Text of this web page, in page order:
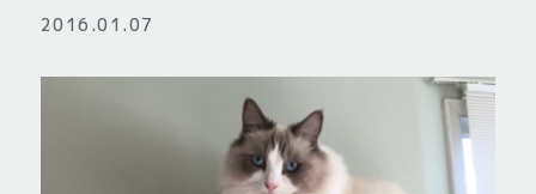
2016.01.07